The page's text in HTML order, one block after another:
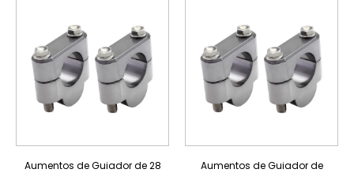
ESGOTADO
Aumentos de Guiador de 28
Aumentos de Guiador de